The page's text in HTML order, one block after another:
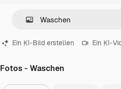
Ein KI-Bild erstellen Ein KI-
Fotos - Waschen